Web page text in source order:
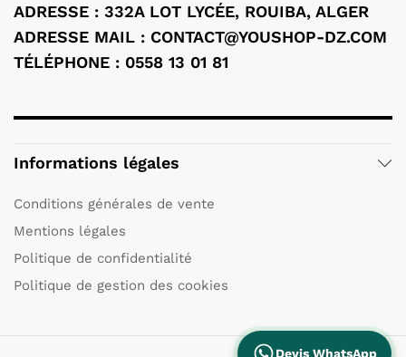
ADRESSE : 332A LOT LYCÉE, ROUIBA, ALGER
ADRESSE MAIL : CONTACT@YOUSHOP-DZ.COM
TÉLÉPHONE : 0558 13 01 81
Informations légales
Conditions générales de vente
Mentions légales
Politique de confidentialité
Politique de gestion des cookies
Devis WhatsApp